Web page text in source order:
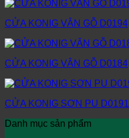
CỬA KONIG VÂN GỖ D0194
CỬA KONIG VÂN GỖ D0184
CỬA KONIG SƠN PU D0191
Danh mục sản phẩm